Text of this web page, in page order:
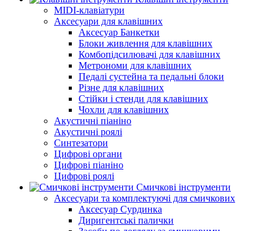
MIDI-клавіатури
Аксесуари для клавішних
Аксесуар Банкетки
Блоки живлення для клавішних
Комбопідсилювачі для клавішних
Метрономи для клавішних
Педалі сустейна та педальні блоки
Різне для клавішних
Стійки і стенди для клавішних
Чохли для клавішних
Акустичні піаніно
Акустичні роялі
Синтезатори
Цифрові органи
Цифрові піаніно
Цифрові роялі
Смичкові інструменти
Аксесуари та комплектуючі для смичкових
Аксесуар Сурдинка
Диригентські палички